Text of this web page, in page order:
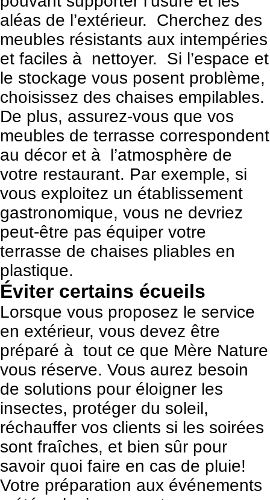
aléas de l’extérieur. Cherchez des
meubles résistants aux intempéries
et faciles à nettoyer. Si l’espace et
le stockage vous posent problème,
choisissez des chaises empilables.
De plus, assurez-vous que vos
meubles de terrasse correspondent
au décor et à l’atmosphère de
votre restaurant. Par exemple, si
vous exploitez un établissement
gastronomique, vous ne devriez
peut-être pas équiper votre
terrasse de chaises pliables en
plastique.
Éviter certains écueils
Lorsque vous proposez le service
en extérieur, vous devez être
préparé à tout ce que Mère Nature
vous réserve. Vous aurez besoin
de solutions pour éloigner les
insectes, protéger du soleil,
réchauffer vos clients si les soirées
sont fraîches, et bien sûr pour
savoir quoi faire en cas de pluie!
Votre préparation aux événements